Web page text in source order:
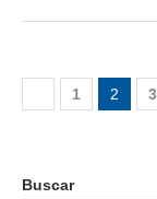
1 2 3
Buscar